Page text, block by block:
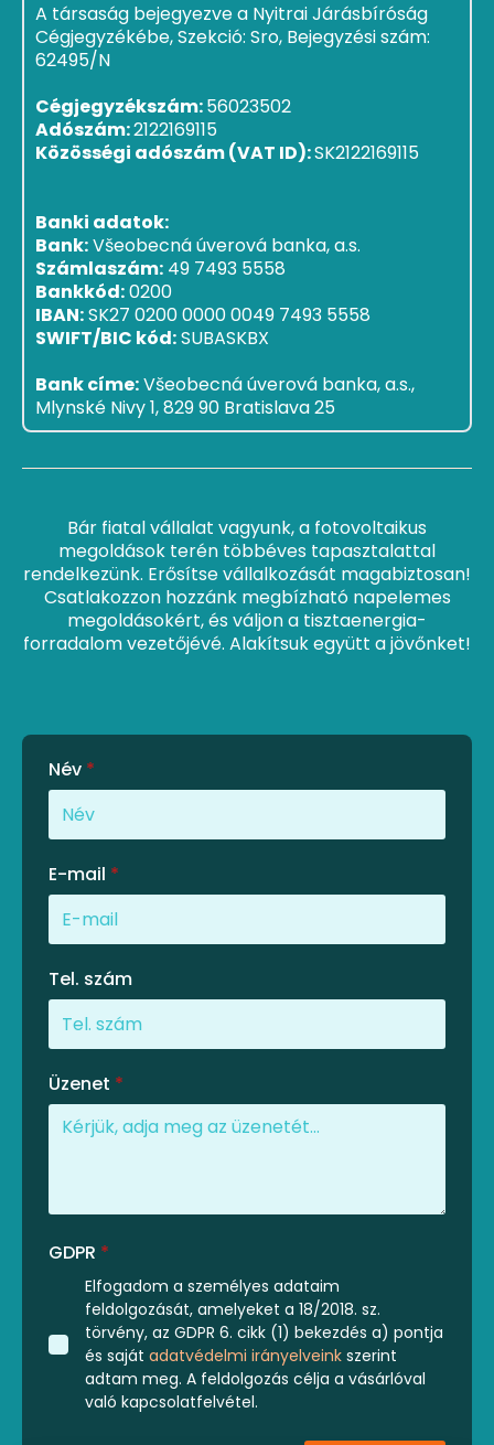
A társaság bejegyezve a Nyitrai Járásbíróság
Cégjegyzékébe, Szekció: Sro, Bejegyzési szám:
62495/N
Cégjegyzékszám:56023502
Adószám:2122169115
Közösségi adószám (VAT ID):SK2122169115
Banki adatok:
Bank:Všeobecná úverová banka, a.s.
Számlaszám: 49 7493 5558
Bankkód:0200
IBAN:SK27 0200 0000 0049 7493 5558
SWIFT/BIC kód:SUBASKBX
Bank címe:Všeobecná úverová banka, a.s.,
Mlynské Nivy 1, 829 90 Bratislava 25
Bár fiatal vállalat vagyunk, a fotovoltaikus
megoldások terén többéves tapasztalattal
rendelkezünk. Erősítse vállalkozását magabiztosan!
Csatlakozzon hozzánk megbízható napelemes
megoldásokért, és váljon a tisztaenergia-
forradalom vezetőjévé. Alakítsuk együtt a jövőnket!
Név *
E-mail *
Tel. szám
Üzenet *
GDPR *
Elfogadom a személyes adataim
feldolgozását, amelyeket a 18/2018. sz.
törvény, az GDPR 6. cikk (1) bekezdés a) pontja
és saját adatvédelmi irányelveink szerint
adtam meg. A feldolgozás célja a vásárlóval
való kapcsolatfelvétel.